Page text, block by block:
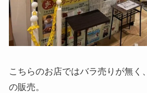
こちらのお店ではバラ売りが無く
の販売。